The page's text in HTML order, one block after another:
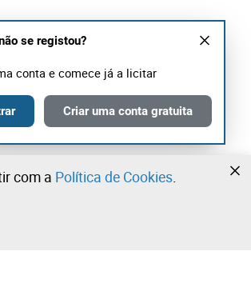
se registou?
conta e comece já a licitar
Criar uma conta gratuita
com a Política de Cookies.